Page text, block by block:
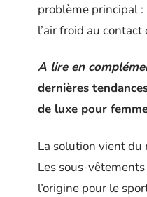
problème principal :
l’air froid au
A lire en
dernières
de luxe pour
La solution vient du
Les sous-
l’origine pour le